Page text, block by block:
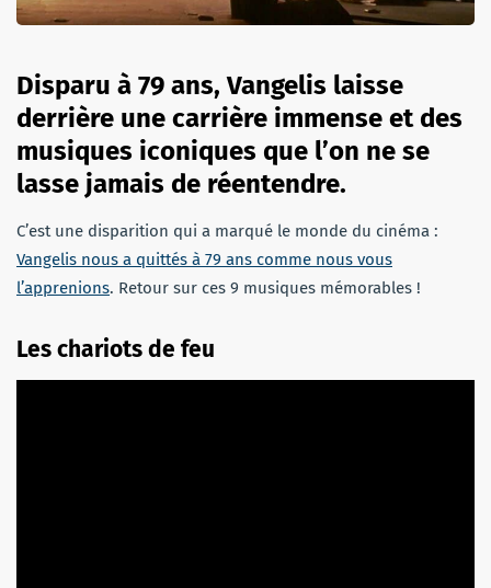
Disparu à 79 ans, Vangelis laisse
derrière une carrière immense et des
musiques iconiques que l’on ne se
lasse jamais de réentendre.
C’est une disparition qui a marqué le monde du cinéma :
Vangelis nous a quittés à 79 ans comme nous vous
l’apprenions. Retour sur ces 9 musiques mémorables !
Les chariots de feu